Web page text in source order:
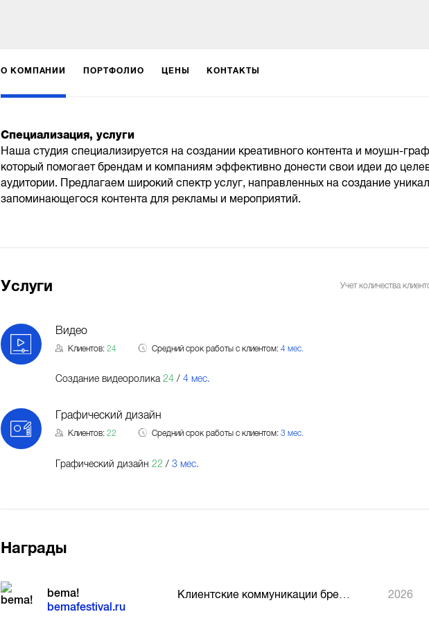
О КОМПАНИИ ПОРТФОЛИО ЦЕНЫ КОНТАКТЫ
Специализация, услуги
Наша студия специализируется на создании креативного контента и моушн-
который помогает брендам и компаниям эффективно донести свои идеи до
аудитории. Предлагаем широкий спектр услуг, направленных на создание
запоминающегося контента для рекламы и мероприятий.
Услуги Учет количества
Видео
Клиентов:24 Средний срок работы с клиентом: 4 мес.
Создание видеоролика 24/ 4 мес.
Графический дизайн
Клиентов:22 Средний срок работы с клиентом: 3 мес.
Графический дизайн 22 / 3 мес.
Награды
bema!
bemafestival.ru
Клиентские коммуникации бренда В2С — Лучший лонч проект, победитель 2026